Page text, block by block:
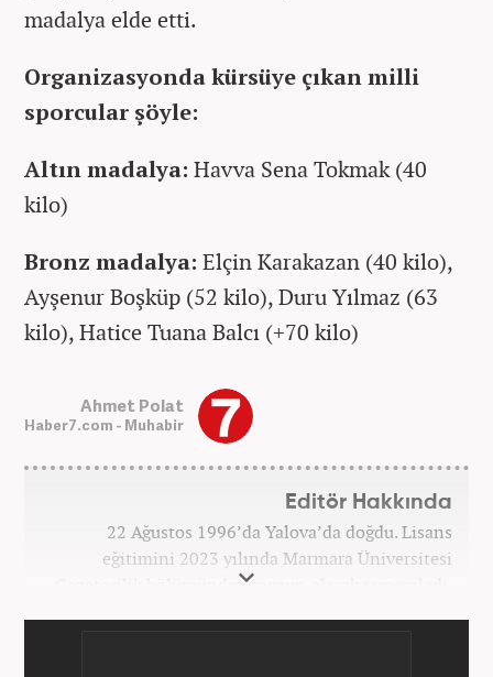
madalya elde etti.
Organizasyonda kürsüye çıkan milli
sporcular şöyle:
Altın madalya: Havva Sena Tokmak (40
kilo)
Bronz madalya: Elçin Karakazan (40 kilo),
Ayşenur Boşküp (52 kilo), Duru Yılmaz (63
kilo), Hatice Tuana Balcı (+70 kilo)
Ahmet Polat
Haber7.com - Muhabir
Editör Hakkında
22 Ağustos 1996’da Yalova’da doğdu. Lisans
eğitimini 2023 yılında Marmara Üniversitesi
Gazetecilik bölümünden mezun olarak tamamladı.